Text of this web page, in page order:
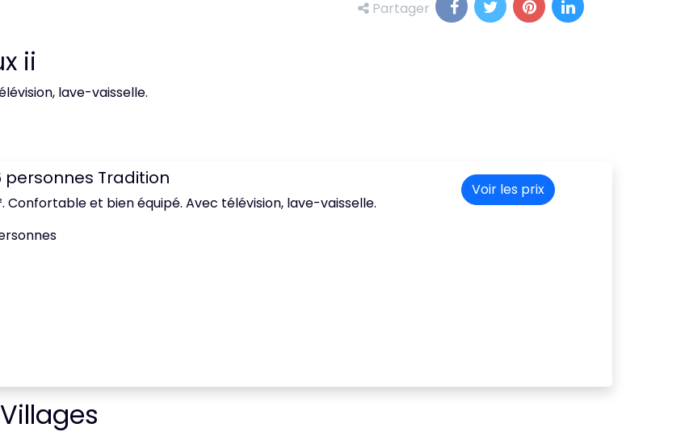
Partager
ii
lave-vaisselle.
personnes Tradition
Confortable et bien équipé. Avec télévision, lave-vaisselle.
Voir les prix